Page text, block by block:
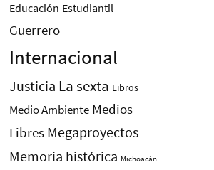
Educación Estudiantil
Guerrero
Internacional
Justicia La sexta Libros
Medio Ambiente Medios
Libres Megaproyectos
Memoria histórica Michoacán